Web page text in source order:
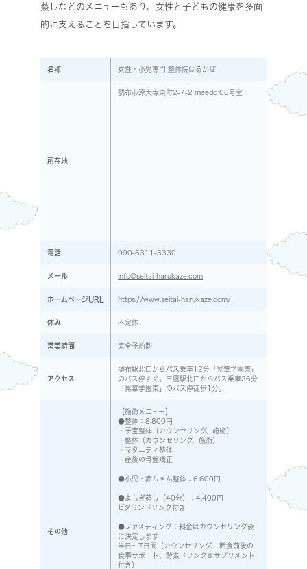
蒸しなどのメニューもあり、女性と子どもの健康を多面
的に支えることを目指しています。
名称 女性・小児専門 整体院はるかぜ
所在地
調布市深大寺東町2-7-2 meedo 06号室
電話 090-6311-3330
メール info@seitai-harukaze.com
ホームページURL https://www.seitai-harukaze.com/
休み 不定休
営業時間 完全予約制
アクセス
調布駅北口からバス乗車12分「晃華学園東」
のバス停すぐ。三鷹駅北口からバス乗車26分
「晃華学園東」のバス停徒歩1分。
その他
【施術メニュー】
●整体：8,800円
・子宝整体（カウンセリング、施術）
・整体（カウンセリング、施術）
・マタニティ整体
・産後の骨盤矯正
●小児・赤ちゃん整体：6,600円
●よもぎ蒸し（40分）：4,400円
ビタミンドリンク付き
●ファスティング：料金はカウンセリング後
に決定します
半日～7日間（カウンセリング、 断食前後の
食事サポート、酵素ドリンク＆サプリメント
付き）